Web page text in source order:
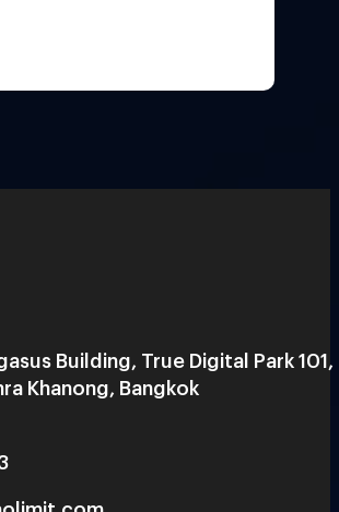
Building, True Digital Park 101,
Khanong, Bangkok